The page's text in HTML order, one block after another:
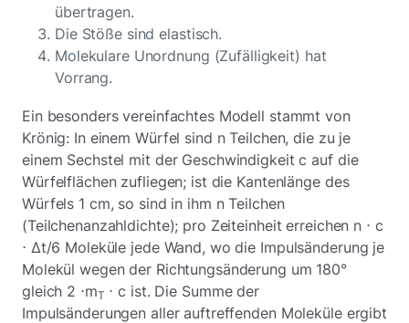
übertragen.
Die Stöße sind elastisch.
Molekulare Unordnung (Zufälligkeit) hat
Vorrang.
Ein besonders vereinfachtes Modell stammt von
Krönig: In einem Würfel sind n Teilchen, die zu je
einem Sechstel mit der Geschwindigkeit c auf die
Würfelflächen zufliegen; ist die Kantenlänge des
Würfels 1 cm, so sind in ihm n Teilchen
(Teilchenanzahldichte); pro Zeiteinheit erreichen n ⋅ c
⋅ Δt/6 Moleküle jede Wand, wo die Impulsänderung je
Molekül wegen der Richtungsänderung um 180°
gleich 2 ⋅mT ⋅ c ist. Die Summe der
Impulsänderungen aller auftreffenden Moleküle ergibt